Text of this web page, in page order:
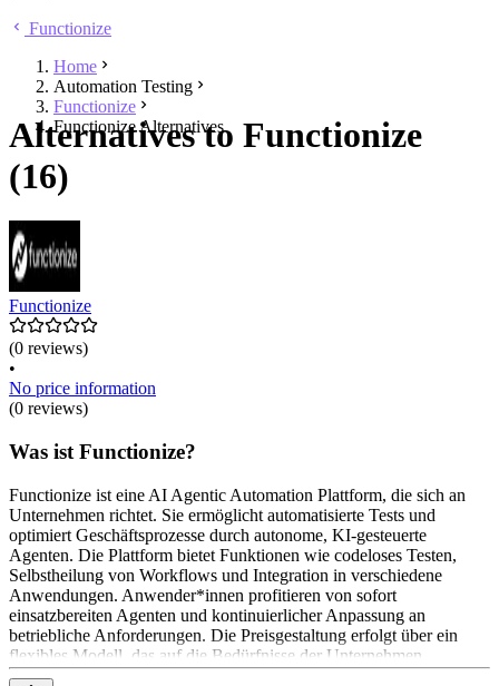
Functionize
Home
Automation Testing
Functionize
Functionize Alternatives
Alternatives to Functionize
(16)
Functionize
(0 reviews)
•
No price information
(0 reviews)
Was ist Functionize?
Functionize ist eine AI Agentic Automation Plattform, die sich an
Unternehmen richtet. Sie ermöglicht automatisierte Tests und
optimiert Geschäftsprozesse durch autonome, KI-gesteuerte
Agenten. Die Plattform bietet Funktionen wie codeloses Testen,
Selbstheilung von Workflows und Integration in verschiedene
Anwendungen. Anwender*innen profitieren von sofort
einsatzbereiten Agenten und kontinuierlicher Anpassung an
betriebliche Anforderungen. Die Preisgestaltung erfolgt über ein
flexibles Modell, das auf die Bedürfnisse der Unternehmen
zugeschnitten ist